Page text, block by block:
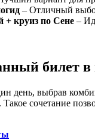
– Отличный
+ круиз по Сене –
билет в
день, выбрав
сочетание